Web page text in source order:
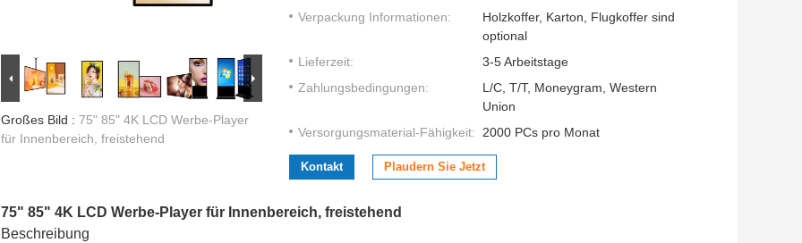
Großes Bild : 75" 85" 4K LCD Werbe-Player
für Innenbereich, freistehend
Verpackung Informationen:
Holzkoffer, Karton, Flugkoffer sind
optional
Lieferzeit:
3-5 Arbeitstage
Zahlungsbedingungen:
L/C, T/T, Moneygram, Western
Union
Versorgungsmaterial-Fähigkeit: 2000 PCs pro Monat
Kontakt Plaudern Sie Jetzt
75" 85" 4K LCD Werbe-Player für Innenbereich, freistehend
Beschreibung